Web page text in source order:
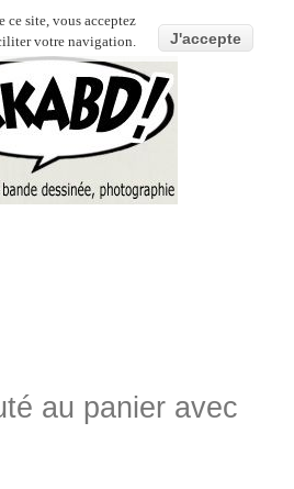
au panier avec
site, vous acceptez
votre navigation.
J'accepte